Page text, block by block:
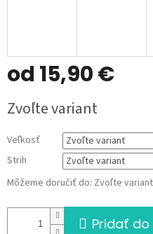
od 15,90 €
cena:
Zvoľte variant
Veľkosť
Strih
Môžeme doručiť do: Zvoľte variant
Pridať do